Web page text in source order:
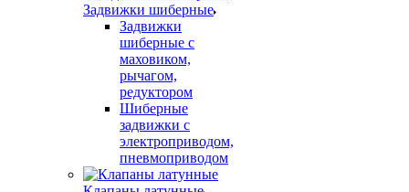
Задвижки шиберные
Задвижки
шиберные с
маховиком,
рычагом,
редуктором
Шиберные
задвижки с
электроприводом,
пневмоприводом